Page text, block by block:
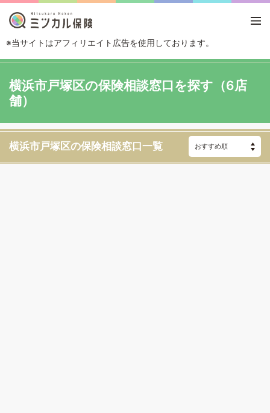
※当サイトはアフィリエイト広告を使用しております。
横浜 横浜市戸塚区
横浜市戸塚区の保険相談窓口を探す（6店
舗）
横浜市戸塚区の保険相談窓口一覧